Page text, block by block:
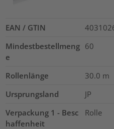
EAN / GTIN
Mindestbestellmeng
e
60
Rollenlänge 30.0 m
Ursprungsland
JP
Verpackung 1 - Besc
haffenheit
Rolle